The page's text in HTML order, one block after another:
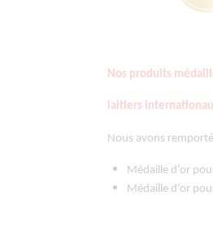
Nos produits
laitiers
Nous avons
Médaille d’or
Médaille d’or